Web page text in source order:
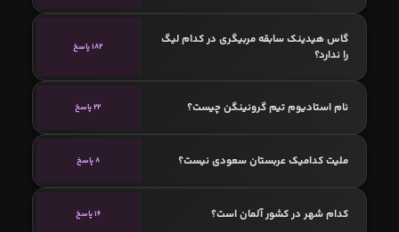
گاس هیدینک سابقه مربیگری در کدام لیگ
را ندارد؟
182 پاسخ
نام استادیوم تیم گرونینگن چیست؟ 22 پاسخ
ملیت کدامیک عربستان سعودی نیست؟ 8 پاسخ
کدام شهر در کشور آلمان است؟ 16 پاسخ